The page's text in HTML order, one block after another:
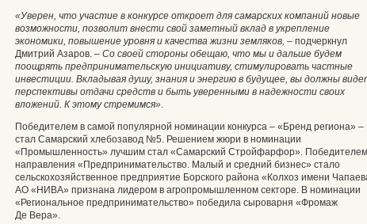
«Уверен, что участие в конкурсе откроет для самарских компаний новые
возможности, позволит внести свой заметный вклад в укрепление
экономики, повышение уровня и качества жизни земляков, – подчеркнул
Дмитрий Азаров. – Со своей стороны обещаю, что мы и дальше будем
поощрять предпринимательскую инициативу, стимулировать частные
инвестиции. Вкладывая душу, знания и энергию в будущее, вы должны
перспективы отдачи средств и быть уверенными в надежности своих
вложений. К этому стремимся».
Победителем в самой популярной номинации конкурса – «Бренд региона» –
стал Самарский хлебозавод №5. Решением жюри в номинации
«Промышленность» лучшим стал «Самарский Стройфарфор». Победителем
направления «Предпринимательство. Малый и средний бизнес» стало
сельскохозяйственное предприятие Борского района «Колхоз имени
АО «НИВА» признана лидером в агропромышленном секторе. В номинации
«Региональное предпринимательство» победила сыроварня «Фромаж
Де Вера».